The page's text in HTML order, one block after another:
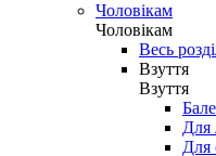
Чоловікам
Чоловікам
Весь
Взуття
Взуття
Для
Для